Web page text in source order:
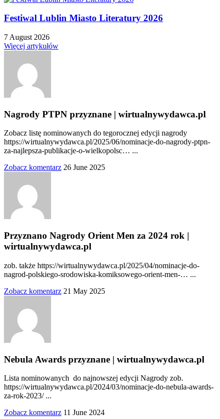
Festiwal Lublin Miasto Literatury 2026
7 August 2026
Więcej artykułów
Nagrody PTPN przyznane | wirtualnywydawca.pl
Zobacz listę nominowanych do tegorocznej edycji nagrody
https://wirtualnywydawca.pl/2025/06/nominacje-do-nagrody-ptpn-
za-najlepsza-publikacje-o-wielkopolsc… ...
Zobacz komentarz 26 June 2025
Przyznano Nagrody Orient Men za 2024 rok |
wirtualnywydawca.pl
zob. także https://wirtualnywydawca.pl/2025/04/nominacje-do-
nagrod-polskiego-srodowiska-komiksowego-orient-men-… ...
Zobacz komentarz 21 May 2025
Nebula Awards przyznane | wirtualnywydawca.pl
Lista nominowanych do najnowszej edycji Nagrody zob.
https://wirtualnywydawca.pl/2024/03/nominacje-do-nebula-awards-
za-rok-2023/ ...
Zobacz komentarz 11 June 2024